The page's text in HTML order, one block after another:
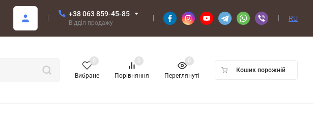
+38 063 859-45-85
Відділ продажу
RU
Вибране
0
Порівняння
0
Переглянуті
0
Кошик порожній